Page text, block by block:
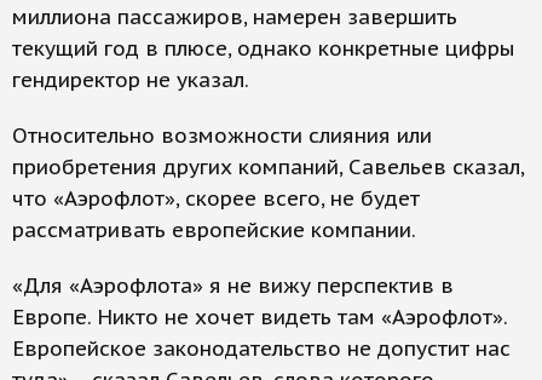
миллиона пассажиров, намерен завершить
текущий год в плюсе, однако конкретные цифры
гендиректор не указал.
Относительно возможности слияния или
приобретения других компаний, Савельев сказал,
что «Аэрофлот», скорее всего, не будет
рассматривать европейские компании.
«Для «Аэрофлота» я не вижу перспектив в
Европе. Никто не хочет видеть там «Аэрофлот».
Европейское законодательство не допустит нас